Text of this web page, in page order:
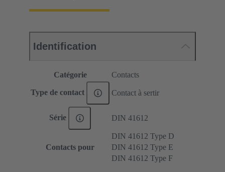
Identification
Catégorie Contacts
Type de contact Contact à sertir
Série DIN 41612
Contacts pour
DIN 41612 Type D
DIN 41612 Type E
DIN 41612 Type F